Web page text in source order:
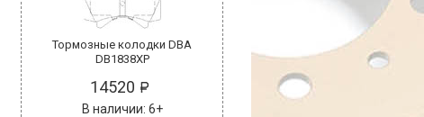
Тормозные колодки DBA
DB1838XP
14520
В наличии: 6+